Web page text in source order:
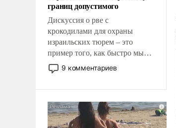
границ допустимого
Дискуссия о рве с
крокодилами для охраны
израильских тюрем – это
пример того, как быстро мы
двигаемся по пути
революционных изменений.
псевдонаучной фантастики,
стало всерьез обсуждаемой
9 комментариев